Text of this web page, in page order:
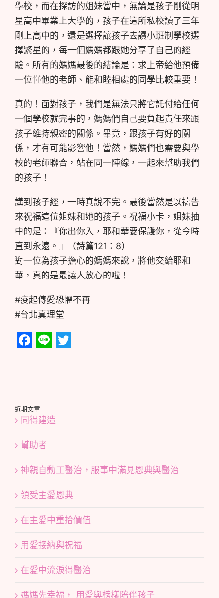
學校，而在探訪的姐妹當中，無論是孩子剛從明
星高中畢業上大學的，孩子在這所私校讀了三年
剛上高中的，還是選擇讓孩子去讀小班制學校選
擇繁星的，每一個媽媽都跟她分享了自己的經
驗。所有的媽媽最後的結論是：求上帝給他預備
一位懂他的老師、能和睦相處的同學比較重要！
真的！面對孩子，我們是無法只將它託付給任何
一個學校就完事的，媽媽們自己要負起責任來跟
孩子維持親密的關係。畢竟，跟孩子有好的關
係，才有可能影響他！當然，媽媽們也需要與學
校的老師聯合，站在同一陣線，一起來幫助我們
的孩子！
講到孩子經，一時真說不完。最後當然是以禱告
來祝福這位姐妹和她的孩子。祝福小卡，姐妹抽
中的是：『你出你入，耶和華要保護你，從今時
直到永遠。』（詩篇121：8）
對一位為孩子擔心的媽媽來說，將他交給耶和
華，真的是最讓人放心的啦！
#疫起傳愛恐懼不再
#台北真理堂
近期文章
同得建造
幫助者
神親自動工醫治，服事中滿見恩典與醫治
領受主愛恩典
在主愛中重拾價值
用愛接納與祝福
在愛中流淚得醫治
媽媽先幸福， 用愛與榜樣陪伴孩子